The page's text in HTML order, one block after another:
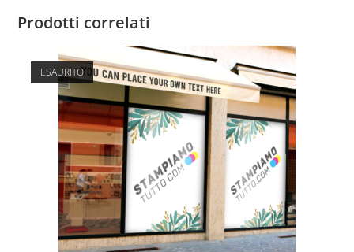
Prodotti correlati
ESAURITO